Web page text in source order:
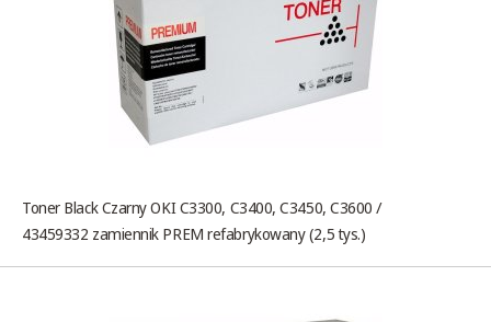
Toner Black Czarny OKI C3300, C3400, C3450, C3600 /
43459332 zamiennik PREM refabrykowany (2,5 tys.)